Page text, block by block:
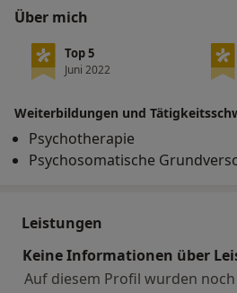
Über mich
Top 5
Juni 2022
Weiterbildungen und
Psychotherapie
Psychosomatische
Leistungen
Keine Informationen über
Auf diesem Profil wurden